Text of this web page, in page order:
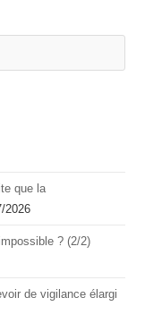
que la
2026
? (2/2)
de vigilance élargi